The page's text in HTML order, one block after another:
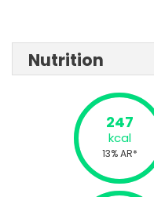
Nutrition
247
kcal
13% AR*